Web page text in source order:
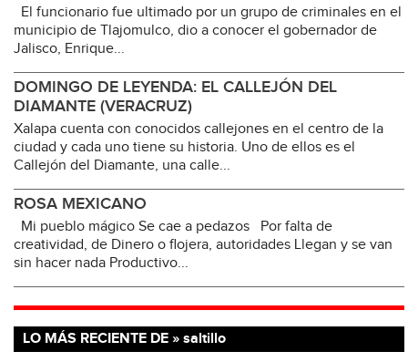
El funcionario fue ultimado por un grupo de criminales en el
municipio de Tlajomulco, dio a conocer el gobernador de
Jalisco, Enrique...
DOMINGO DE LEYENDA: EL CALLEJÓN DEL
DIAMANTE (VERACRUZ)
Xalapa cuenta con conocidos callejones en el centro de la
ciudad y cada uno tiene su historia. Uno de ellos es el
Callejón del Diamante, una calle...
ROSA MEXICANO
Mi pueblo mágico Se cae a pedazos Por falta de
creatividad, de Dinero o flojera, autoridades Llegan y se van
sin hacer nada Productivo...
LO MÁS RECIENTE DE » saltillo